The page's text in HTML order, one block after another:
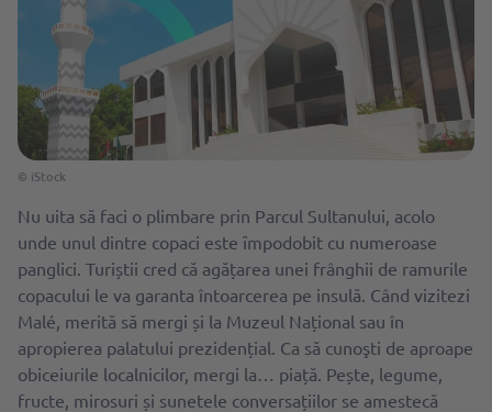
© iStock
Nu uita să faci o plimbare prin Parcul Sultanului, acolo
unde unul dintre copaci este ȋmpodobit cu numeroase
panglici. Turiștii cred că agățarea unei frânghii de ramurile
copacului le va garanta întoarcerea pe insulă. Când vizitezi
Malé, merită să mergi și la Muzeul Național sau în
apropierea palatului prezidențial. Ca să cunoşti de aproape
obiceiurile localnicilor, mergi la… piață. Pește, legume,
fructe, mirosuri și sunetele conversațiilor se amestecă